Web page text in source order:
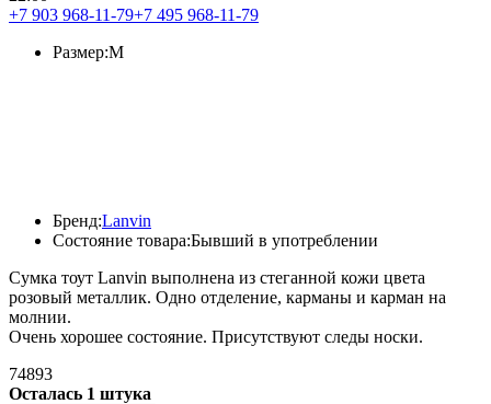
+7 903 968-11-79+7 495 968-11-79
Состояние товара:Бывший в употреблении
Бренд:Lanvin
Размер:M
Сумка тоут Lanvin выполнена из стеганной кожи цвета
розовый металлик. Одно отделение, карманы и карман на
молнии.
Очень хорошее состояние. Присутствуют следы носки.
74893
Осталась 1 штука